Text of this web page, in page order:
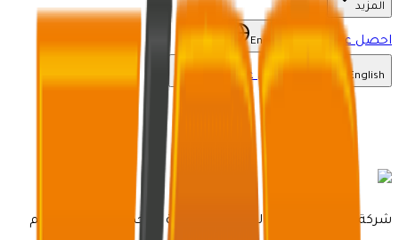
المزيد
احصل على عرض English
English احصل على عرض
شركة مصنع خدمات الرعاية الكهربائية متخصصة في تصميم